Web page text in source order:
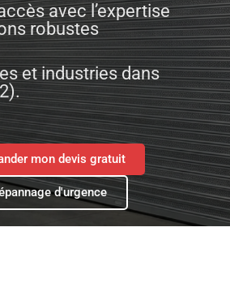
avec l’expertise
robustes
et industries dans
mon devis gratuit
d'urgence